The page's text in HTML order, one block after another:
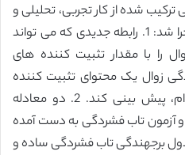
ترکیب شده از کار تجربی، تحلیلی و
عددی جهت ثمربخشی توسعه اجرا شد: 1. رابطه جدیدی که می تواند
را با مقدار تثبیت کننده های
زوال یک محتوای تثبیت کننده
مشخص تست شده باز نظر دوام، پیش بینی کند. 2. دو معادله
آزمون تاب فشردگی به دست آمده
برجهندگی تاب فشردگی ساده و